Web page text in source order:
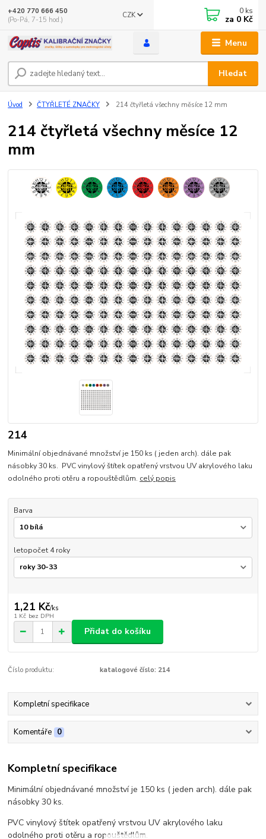
Menu
CZK
Hledat
+420 770 666 450
(Po-Pá, 7-15 hod.)
0 ks
za 0 Kč
Úvod ČTYŘLETÉ ZNAČKY 214 čtyřletá všechny měsíce 12 mm
214 čtyřletá všechny měsíce 12
mm
214
Minimální objednávané množství je 150 ks ( jeden arch). dále pak
násobky 30 ks. PVC vinylový štítek opatřený vrstvou UV akrylového laku
odolného proti otěru a ropouštědlům. celý popis
Barva
letopočet 4 roky
1,21 Kč/ks
1 Kč bez DPH
Přidat do košíku
Číslo produktu: katalogové číslo: 214
Kompletní specifikace
Komentáře 0
Kompletní specifikace
Minimální objednávané množství je 150 ks ( jeden arch). dále pak
násobky 30 ks.
PVC vinylový štítek opatřený vrstvou UV akrylového laku
odolného proti otěru a ropouštědlům.